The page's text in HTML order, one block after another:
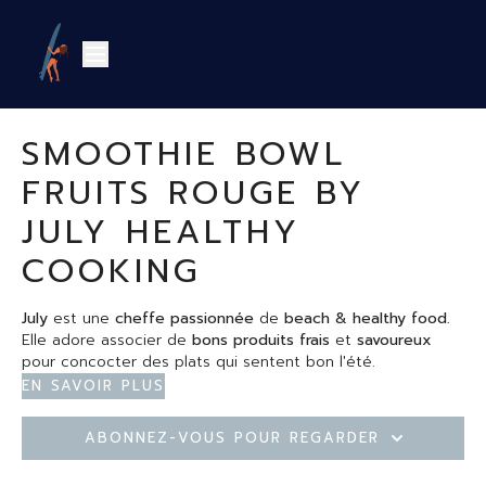
SMOOTHIE BOWL
FRUITS ROUGE BY
JULY HEALTHY
COOKING
July est une cheffe passionnée de beach & healthy food.
Elle adore associer de bons produits frais et savoureux
pour concocter des plats qui sentent bon l'été.
Les + de cette recette
nourrissant et en même temps super gourmand
En savoir plus
Abonnez-vous pour regarder